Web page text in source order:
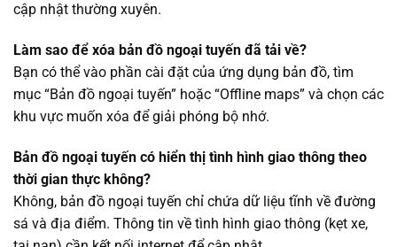
cập nhật thường xuyên.
Làm sao để xóa bản đồ ngoại tuyến đã tải về?
Bạn có thể vào phần cài đặt của ứng dụng bản đồ, tìm
mục “Bản đồ ngoại tuyến” hoặc “Offline maps” và chọn các
khu vực muốn xóa để giải phóng bộ nhớ.
Bản đồ ngoại tuyến có hiển thị tình hình giao thông theo
thời gian thực không?
Không, bản đồ ngoại tuyến chỉ chứa dữ liệu tĩnh về đường
sá và địa điểm. Thông tin về tình hình giao thông (kẹt xe,